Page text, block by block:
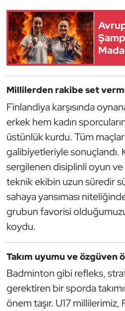
Millilerden rakibe set
Finlandiya karşısında
erkek hem kadın
üstünlük kurdu. Tüm
galibiyetleriyle sonuçlandı.
sergilenen disiplinli oyun
teknik ekibin uzun süredir
sahaya yansıması
grubun favorisi
koydu.
Takım uyumu ve özgüven
Badminton gibi refleks,
gerektiren bir sporda
önem taşır. U17 millilerimiz,
Genel
Golf
Güreş
Halter
Hava Sporları
Hentbol
İşitme Engelli Sporcular
Kano ve Rafting
Karate
Kayak
Kempo